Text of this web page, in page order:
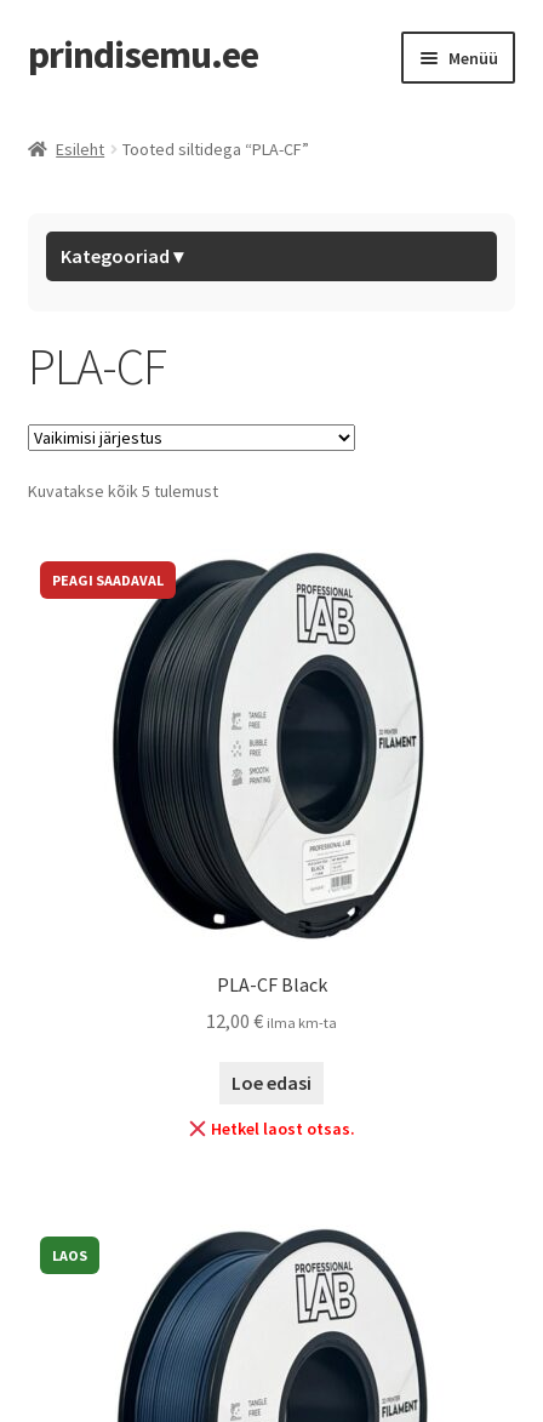
prindisemu.ee Menüü
Eryone Filaments
BL Filaments
Tarvikud
Mystery Box
Kassa
Võta ühendust
Esileht Tooted siltidega “PLA-CF”
Kategooriad ▾
PLA-CF
Kuvatakse kõik 5 tulemust
PEAGI SAADAVAL
PLA-CF Black
12,00 € ilma km-ta
Loe edasi
Hetkel laost otsas.
LAOS